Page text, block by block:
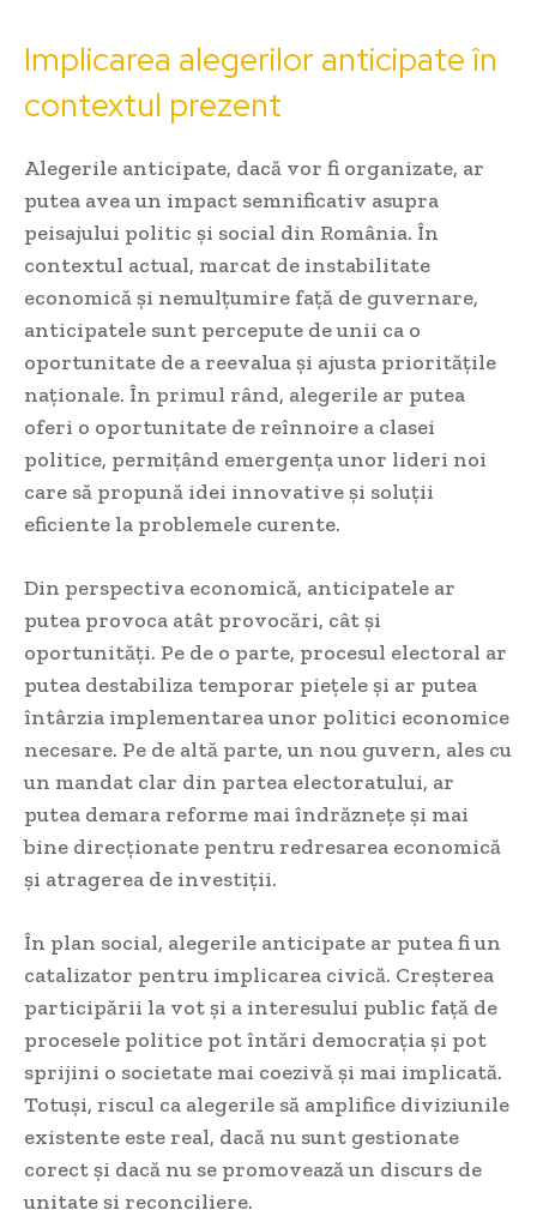
Implicarea alegerilor anticipate în
contextul prezent
Alegerile anticipate, dacă vor fi organizate, ar
putea avea un impact semnificativ asupra
peisajului politic și social din România. În
contextul actual, marcat de instabilitate
economică și nemulțumire față de guvernare,
anticipatele sunt percepute de unii ca o
oportunitate de a reevalua și ajusta prioritățile
naționale. În primul rând, alegerile ar putea
oferi o oportunitate de reînnoire a clasei
politice, permițând emergența unor lideri noi
care să propună idei innovative și soluții
eficiente la problemele curente.
Din perspectiva economică, anticipatele ar
putea provoca atât provocări, cât și
oportunități. Pe de o parte, procesul electoral ar
putea destabiliza temporar piețele și ar putea
întârzia implementarea unor politici economice
necesare. Pe de altă parte, un nou guvern, ales cu
un mandat clar din partea electoratului, ar
putea demara reforme mai îndrăznețe și mai
bine direcționate pentru redresarea economică
și atragerea de investiții.
În plan social, alegerile anticipate ar putea fi un
catalizator pentru implicarea civică. Creșterea
participării la vot și a interesului public față de
procesele politice pot întări democrația și pot
sprijini o societate mai coezivă și mai implicată.
Totuși, riscul ca alegerile să amplifice diviziunile
existente este real, dacă nu sunt gestionate
corect și dacă nu se promovează un discurs de
unitate și reconciliere.